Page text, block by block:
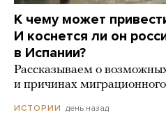
К чему может
И коснется ли он
в Испании?
Рассказываем о
и причинах
ИСТОРИИ день назад